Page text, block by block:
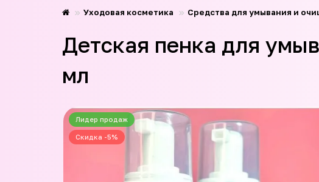
Уходовая косметика Средства для умывания и
Детская пенка для
мл
Лидер продаж
Скидка -5%